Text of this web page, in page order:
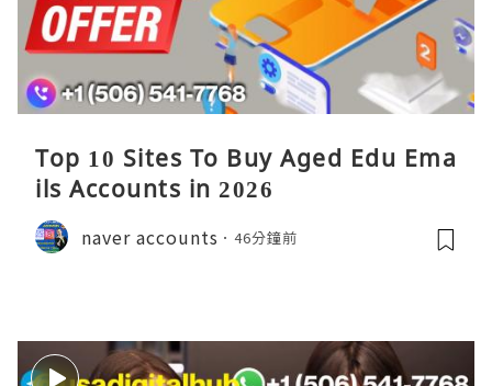
Top 10 Sites To Buy Aged Edu Ema
ils Accounts in 2026
naver accounts 46分鐘前